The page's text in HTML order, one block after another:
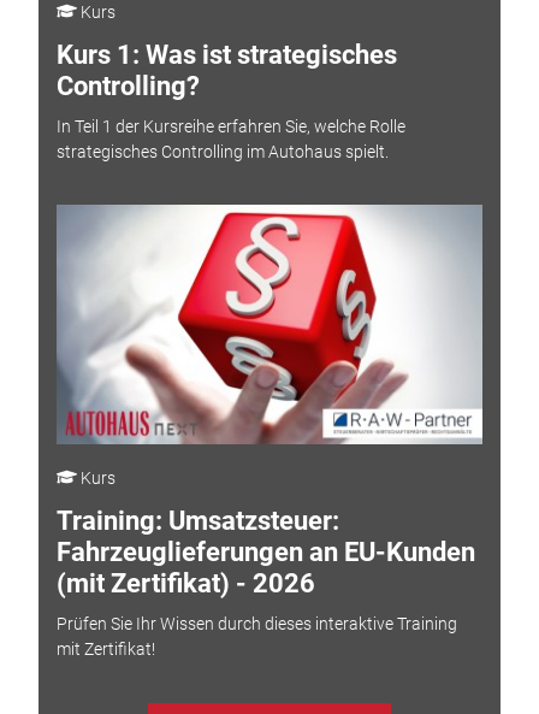
Kurs
Kurs 1: Was ist strategisches
Controlling?
In Teil 1 der Kursreihe erfahren Sie, welche Rolle
strategisches Controlling im Autohaus spielt.
Kurs
Training: Umsatzsteuer:
Fahrzeuglieferungen an EU-Kunden
(mit Zertifikat) - 2026
Prüfen Sie Ihr Wissen durch dieses interaktive Training
mit Zertifikat!